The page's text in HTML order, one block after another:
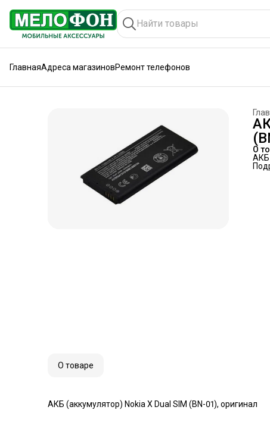
ГлавнаяАдреса магазиновРемонт телефонов
О
АКБ
О товаре
АКБ (аккумулятор) Nokia X Dual SIM (BN-01), оригинал